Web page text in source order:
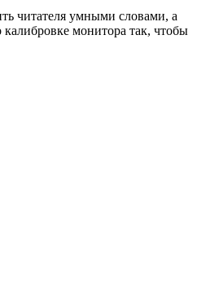
читателя умными словами, а
калибровке монитора так, чтобы